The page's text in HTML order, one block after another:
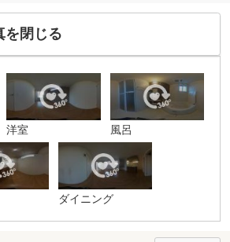
を閉じる
洋室 風呂
ダイニング